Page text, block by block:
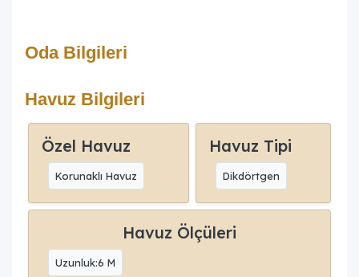
Oda Bilgileri
Havuz Bilgileri
Özel Havuz
Korunaklı Havuz
Havuz Tipi
Dikdörtgen
Havuz Ölçüleri
Uzunluk:6 M